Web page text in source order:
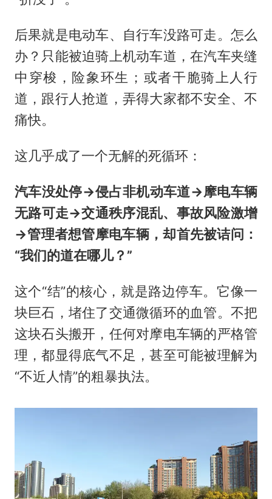
后果就是电动车、自行车没路可走。怎么
办？只能被迫骑上机动车道，在汽车夹缝
中穿梭，险象环生；或者干脆骑上人行
道，跟行人抢道，弄得大家都不安全、不
痛快。
这几乎成了一个无解的死循环：
汽车没处停→侵占非机动车道→摩电车辆
无路可走→交通秩序混乱、事故风险激增
→管理者想管摩电车辆，却首先被诘问：
“我们的道在哪儿？”
这个“结”的核心，就是路边停车。它像一
块巨石，堵住了交通微循环的血管。不把
这块石头搬开，任何对摩电车辆的严格管
理，都显得底气不足，甚至可能被理解为
“不近人情”的粗暴执法。